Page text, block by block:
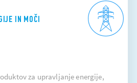
IN MOČI
za upravljanje energije,